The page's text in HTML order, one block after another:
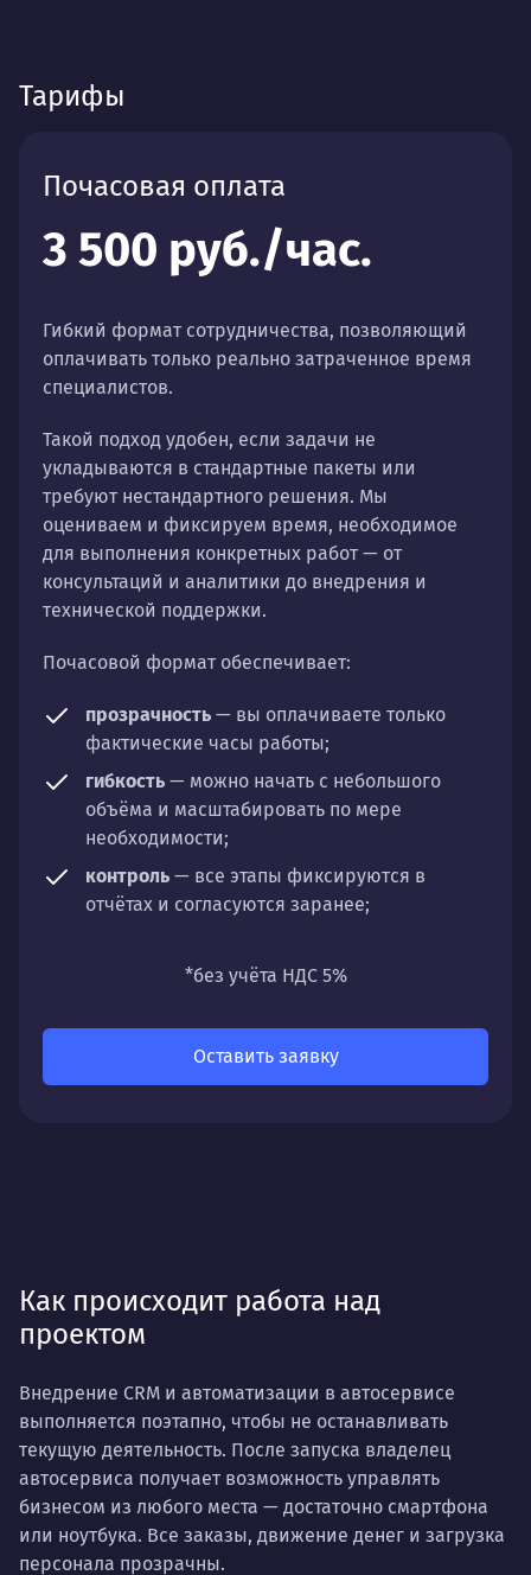
Тарифы
Почасовая оплата
3 500 руб./час.
Гибкий формат сотрудничества, позволяющий
оплачивать только реально затраченное время
специалистов.
Такой подход удобен, если задачи не
укладываются в стандартные пакеты или
требуют нестандартного решения. Мы
оцениваем и фиксируем время, необходимое
для выполнения конкретных работ — от
консультаций и аналитики до внедрения и
технической поддержки.
Почасовой формат обеспечивает:
прозрачность — вы оплачиваете только
фактические часы работы;
гибкость — можно начать с небольшого
объёма и масштабировать по мере
необходимости;
контроль — все этапы фиксируются в
отчётах и согласуются заранее;
направлений: стратегии, настройки,
*без учёта НДС 5%
Оставить заявку
Как происходит работа над
проектом
Внедрение CRM и автоматизации в автосервисе
выполняется поэтапно, чтобы не останавливать
текущую деятельность. После запуска владелец
автосервиса получает возможность управлять
бизнесом из любого места — достаточно смартфона
или ноутбука. Все заказы, движение денег и загрузка
персонала прозрачны.